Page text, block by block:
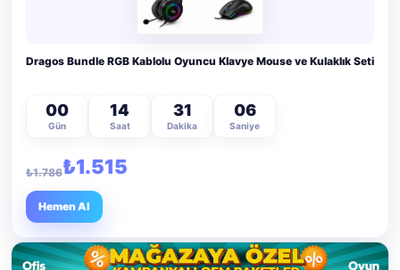
Dragos Bundle RGB Kablolu Oyuncu Klavye Mouse ve Kulaklık Seti
00
Gün
14
Saat
31
Dakika
04
Saniye
₺1.786₺1.515
Hemen Al